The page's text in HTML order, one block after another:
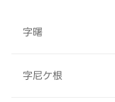
字曙
字尼ケ根